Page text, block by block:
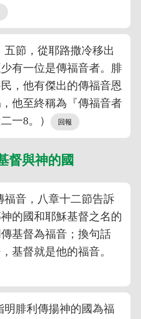
五節，從耶路撒冷移出
有一位是傳福音者。腓
，他有傑出的傳福音恩
他至終稱為『傳福音者
一8。）
督與神的國
福音，八章十二節告訴
的國和耶穌基督之名的
基督為福音；換句話
基督就是他的福音。
明腓利傳揚神的國為福